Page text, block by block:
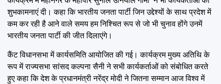
शुभकामनाएं दी। कहा कि भारतीय जनता पार्टी जिन उद्देश्यों के साथ प्रदेश में
कम कर रही है आने वाले समय हम निश्चित रूप से जो भी चुनाव होंगे उनमें
भारतीय जनता पार्टी की जीत दिलाएंगे।
कैंट विधानसभा में कार्यसमिति आयोजित की गई। कार्यक्रम मुख्य अतिथि के
रूप में राज्यसभा सांसद कल्पना सैनी ने सभी कार्यकर्ताओं को संबोधित करते
हुए कहा कि देश के प्रधानमंत्री नरेंद्र मोदी ने जितना सम्मान आज विश्व में